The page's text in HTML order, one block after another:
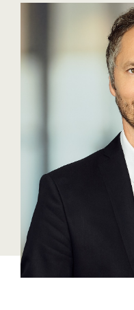
Designer
DOMOFERM
Essity
FG UBIT Salzburg
Fressnapf
FRoSTA
FV
Gas Connect
GBV - Verband